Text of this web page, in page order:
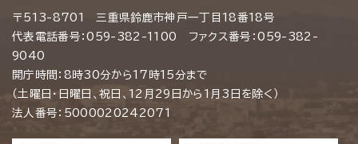
〒513-8701 三重県鈴鹿市神戸一丁目18番18号
代表電話番号：059-382-1100 ファクス番号：059-382-
9040
開庁時間：8時30分から17時15分まで
（土曜日・日曜日、祝日、12月29日から1月3日を除く）
法人番号：5000020242071